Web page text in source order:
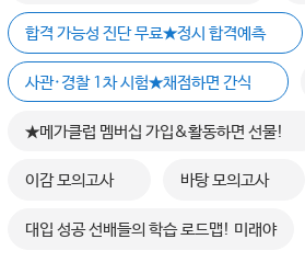
합격 가능성 진단 무료★정시 합격예측
사관·경찰 1차 시험★채점하면 간식
★메가클럽 멤버십 가입&활동하면 선물!
이감 모의고사 바탕 모의고사
대입 성공 선배들의 학습 로드맵! 미래야